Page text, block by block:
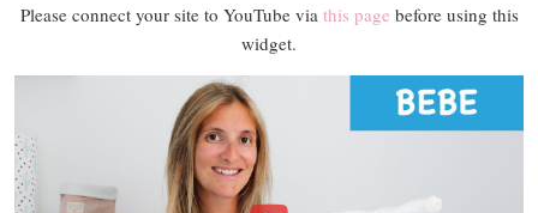
Please connect your site to YouTube via this page before using this
widget.